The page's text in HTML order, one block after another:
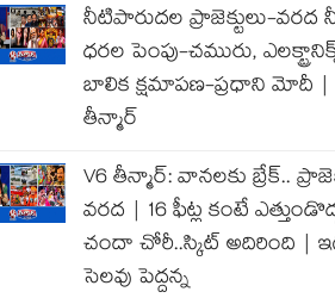
నీటిపారుదల ప్రాజెక్టులు-వరద
ధరల పెంపు-చమురు,
బాలిక క్షమాపణ-ప్రధాని మోదీ |
తీన్మార్
V6 తీన్మార్: వానలకు బ్రేక్..
వరద | 16 ఫీట్ల కంటే
చందా చోరీ..స్కిట్ అదిరింది |
సెలవు పెద్దన్న